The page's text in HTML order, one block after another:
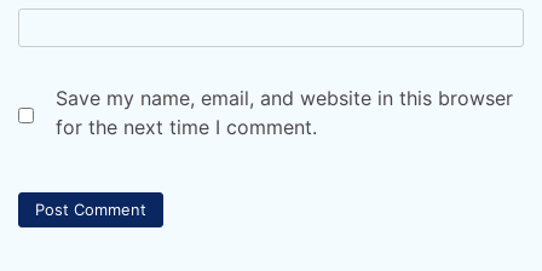
Save my name, email, and website in this browser
for the next time I comment.